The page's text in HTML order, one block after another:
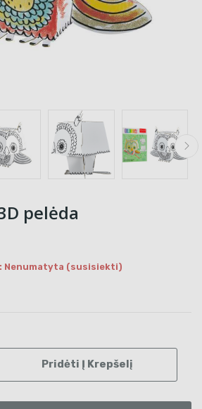
pelėda
Nenumatyta (susisiekti)
Pridėti Į Krepšelį